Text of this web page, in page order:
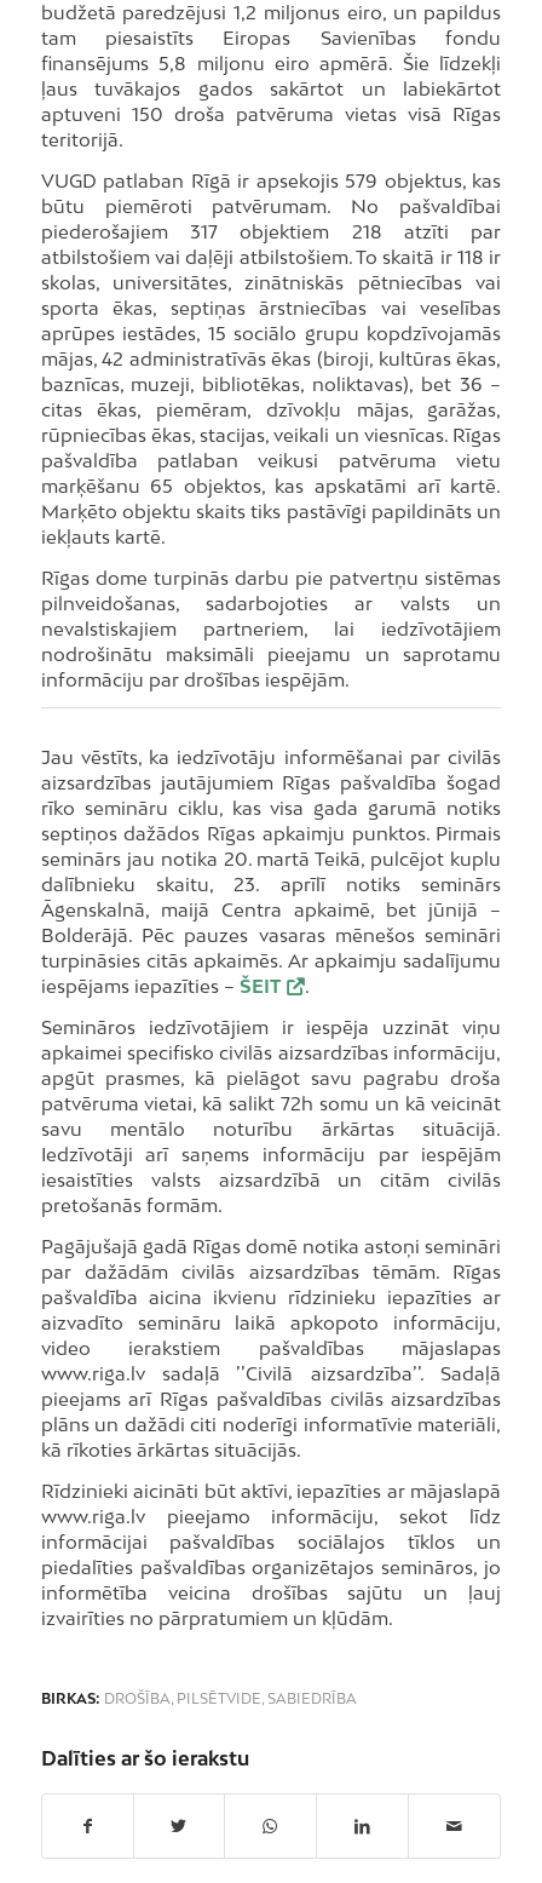
budžetā paredzējusi 1,2 miljonus eiro, un papildus
tam piesaistīts Eiropas Savienības fondu
finansējums 5,8 miljonu eiro apmērā. Šie līdzekļi
ļaus tuvākajos gados sakārtot un labiekārtot
aptuveni 150 droša patvēruma vietas visā Rīgas
teritorijā.
VUGD patlaban Rīgā ir apsekojis 579 objektus, kas
būtu piemēroti patvērumam. No pašvaldībai
piederošajiem 317 objektiem 218 atzīti par
atbilstošiem vai daļēji atbilstošiem. To skaitā ir 118 ir
skolas, universitātes, zinātniskās pētniecības vai
sporta ēkas, septiņas ārstniecības vai veselības
aprūpes iestādes, 15 sociālo grupu kopdzīvojamās
mājas, 42 administratīvās ēkas (biroji, kultūras ēkas,
baznīcas, muzeji, bibliotēkas, noliktavas), bet 36 –
citas ēkas, piemēram, dzīvokļu mājas, garāžas,
rūpniecības ēkas, stacijas, veikali un viesnīcas. Rīgas
pašvaldība patlaban veikusi patvēruma vietu
marķēšanu 65 objektos, kas apskatāmi arī kartē.
Marķēto objektu skaits tiks pastāvīgi papildināts un
iekļauts kartē.
Rīgas dome turpinās darbu pie patvertņu sistēmas
pilnveidošanas, sadarbojoties ar valsts un
nevalstiskajiem partneriem, lai iedzīvotājiem
nodrošinātu maksimāli pieejamu un saprotamu
informāciju par drošības iespējām.
Jau vēstīts, ka iedzīvotāju informēšanai par civilās
aizsardzības jautājumiem Rīgas pašvaldība šogad
rīko semināru ciklu, kas visa gada garumā notiks
septiņos dažādos Rīgas apkaimju punktos. Pirmais
seminārs jau notika 20. martā Teikā, pulcējot kuplu
dalībnieku skaitu, 23. aprīlī notiks seminārs
Āgenskalnā, maijā Centra apkaimē, bet jūnijā –
Bolderājā. Pēc pauzes vasaras mēnešos semināri
turpināsies citās apkaimēs. Ar apkaimju sadalījumu
iespējams iepazīties – ŠEIT
.
Semināros iedzīvotājiem ir iespēja uzzināt viņu
apkaimei specifisko civilās aizsardzības informāciju,
apgūt prasmes, kā pielāgot savu pagrabu droša
patvēruma vietai, kā salikt 72h somu un kā veicināt
savu mentālo noturību ārkārtas situācijā.
Iedzīvotāji arī saņems informāciju par iespējām
iesaistīties valsts aizsardzībā un citām civilās
pretošanās formām.
Pagājušajā gadā Rīgas domē notika astoņi semināri
par dažādām civilās aizsardzības tēmām. Rīgas
pašvaldība aicina ikvienu rīdzinieku iepazīties ar
aizvadīto semināru laikā apkopoto informāciju,
video ierakstiem pašvaldības mājaslapas
www.riga.lv sadaļā ’’Civilā aizsardzība’’. Sadaļā
pieejams arī Rīgas pašvaldības civilās aizsardzības
plāns un dažādi citi noderīgi informatīvie materiāli,
kā rīkoties ārkārtas situācijās.
Rīdzinieki aicināti būt aktīvi, iepazīties ar mājaslapā
www.riga.lv pieejamo informāciju, sekot līdz
informācijai pašvaldības sociālajos tīklos un
piedalīties pašvaldības organizētajos semināros, jo
informētība veicina drošības sajūtu un ļauj
izvairīties no pārpratumiem un kļūdām.
BIRKAS: DROŠĪBA, PILSĒTVIDE, SABIEDRĪBA
Dalīties ar šo ierakstu